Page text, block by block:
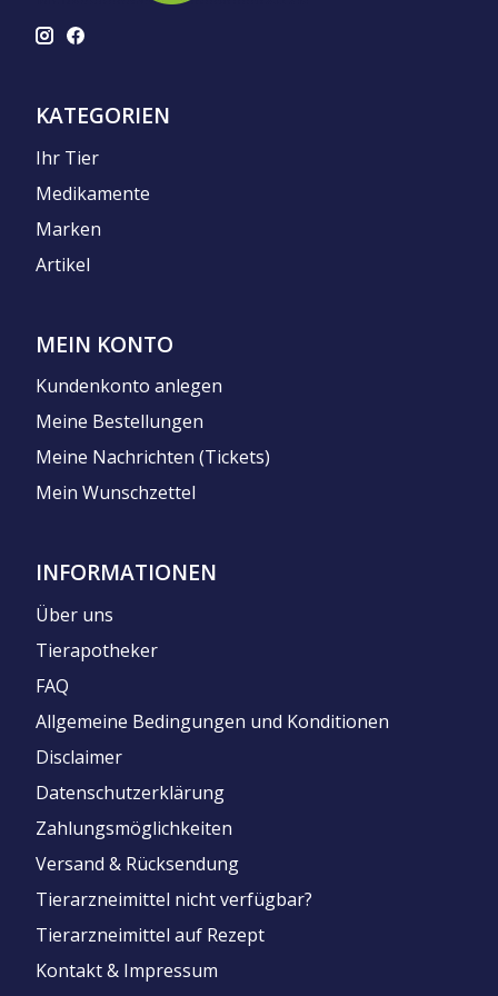
KATEGORIEN
Ihr Tier
Medikamente
Marken
Artikel
MEIN KONTO
Kundenkonto anlegen
Meine Bestellungen
Meine Nachrichten (Tickets)
Mein Wunschzettel
INFORMATIONEN
Über uns
Tierapotheker
FAQ
Allgemeine Bedingungen und Konditionen
Disclaimer
Datenschutzerklärung
Zahlungsmöglichkeiten
Versand & Rücksendung
Tierarzneimittel nicht verfügbar?
Tierarzneimittel auf Rezept
Kontakt & Impressum